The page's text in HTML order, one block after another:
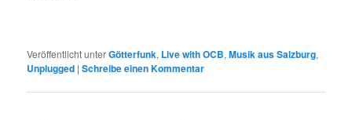
Veröffentlicht unterGötterfunk, Live with OCB,Musik aus Salzburg,
Unplugged |Schreibe einen Kommentar